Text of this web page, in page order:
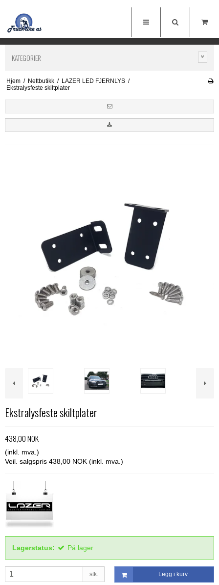
KATEGORIER
Hjem / Nettbutikk / LAZER LED FJERNLYS /
Ekstralysfeste skiltplater
Ekstralysfeste skiltplater
438,00 NOK
(inkl. mva.)
Veil. salgspris 438,00 NOK (inkl. mva.)
Lagerstatus: På lager
stk. Legg i kurv